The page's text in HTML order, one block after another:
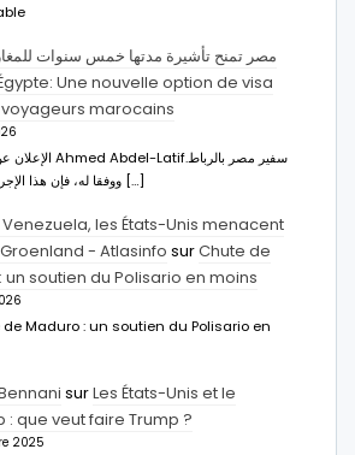
مصر تمنح تأشيرة مدتها خمس سنوات
Une nouvelle option de visa
marocains
ووفقا له، فإن هذا الإجراء يهدف إلى […]
les États-Unis menacent
- Atlasinfo surChute de
un soutien du Polisario en moins
de Maduro : un soutien du Polisario en
surLes États-Unis et le
: que veut faire Trump ?
2025